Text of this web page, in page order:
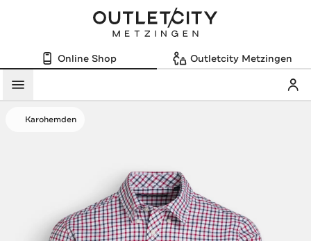
Online Shop Outletcity Metzingen
Menü
Karohemden